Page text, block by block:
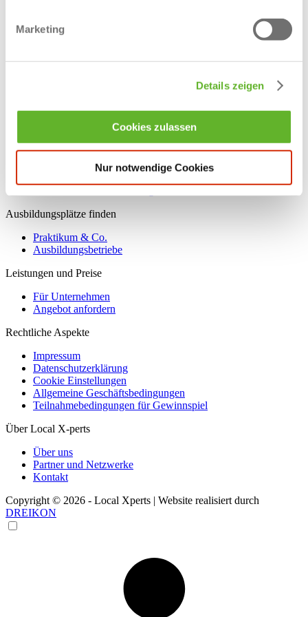
Marketing
Details zeigen
Cookies zulassen
Nur notwendige Cookies
Ausbildung in Greven
Ausbildung in Rheine
Ausbildung in Saerbeck
Ausbildung in Steinfurt
Aushilfskraft - Minijob
Ausbildungsplätze finden
Praktikum & Co.
Ausbildungsbetriebe
Leistungen und Preise
Für Unternehmen
Angebot anfordern
Rechtliche Aspekte
Impressum
Datenschutzerklärung
Cookie Einstellungen
Allgemeine Geschäftsbedingungen
Teilnahmebedingungen für Gewinnspiel
Über Local X-perts
Über uns
Partner und Netzwerke
Kontakt
Copyright © 2026 - Local Xperts | Website realisiert durch
DREIKON